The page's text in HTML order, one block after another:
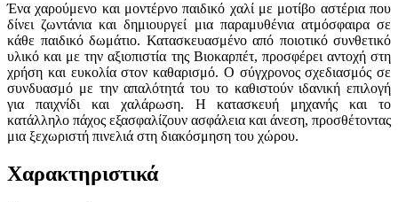
Ένα χαρούμενο και μοντέρνο παιδικό χαλί με μοτίβο αστέρια που
δίνει ζωντάνια και δημιουργεί μια παραμυθένια ατμόσφαιρα σε
κάθε παιδικό δωμάτιο. Κατασκευασμένο από ποιοτικό συνθετικό
υλικό και με την αξιοπιστία της Βιοκαρπέτ, προσφέρει αντοχή στη
χρήση και ευκολία στον καθαρισμό. Ο σύγχρονος σχεδιασμός σε
συνδυασμό με την απαλότητά του το καθιστούν ιδανική επιλογή
για παιχνίδι και χαλάρωση. Η κατασκευή μηχανής και το
κατάλληλο πάχος εξασφαλίζουν ασφάλεια και άνεση, προσθέτοντας
μια ξεχωριστή πινελιά στη διακόσμηση του χώρου.
Χαρακτηριστικά